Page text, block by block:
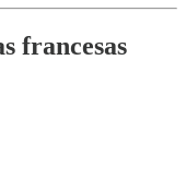
francesas